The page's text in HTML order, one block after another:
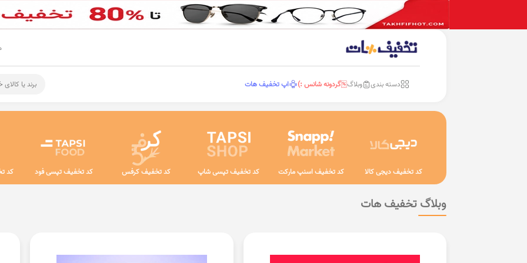
دسته بندی وبلاگ گردونه شانس :) اپ تخفیف هات برند یا
کد تخفیف دیجی کالا کد تخفیف اسنپ مارکت کد تخفیف تپسی شاپ کد تخفیف کرفس کد تخفیف تپسی فود کد
وبلاگ تخفیف هات